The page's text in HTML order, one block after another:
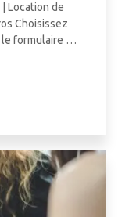
Location de
Choisissez
le formulaire …